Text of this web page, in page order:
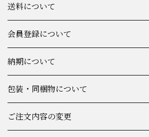
送料について
会員登録について
納期について
包装・同梱物について
ご注文内容の変更